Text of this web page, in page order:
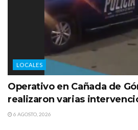
LOCALES
Operativo en Cañada de
realizaron varias
6 AGOSTO, 2026